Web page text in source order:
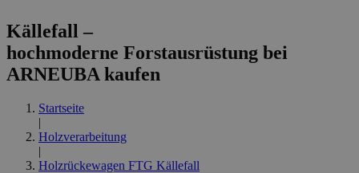
Källefall –
hochmoderne Forstausrüstung bei
ARNEUBA kaufen
Startseite
|
Holzverarbeitung
|
Holzrückewagen FTG Källefall